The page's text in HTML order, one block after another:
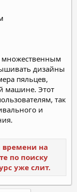
множественным
дизайны
пяльцев,
машине. Этот
так
и
времени на
по поиску
уже слит.